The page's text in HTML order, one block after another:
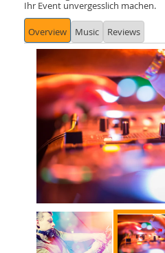
Ihr Event unvergesslich machen.
Overview Music Reviews